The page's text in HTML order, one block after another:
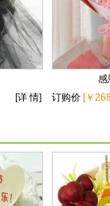
[详 情]
感
订购价 [￥